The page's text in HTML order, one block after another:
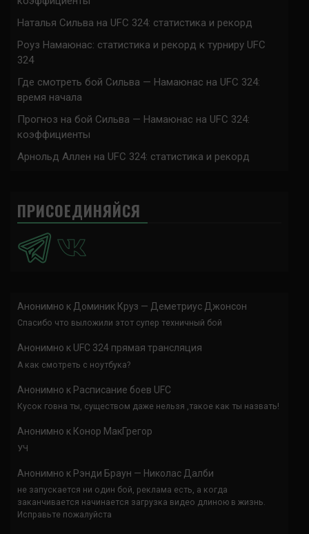
Наталья Сильва на UFC 324: статистика и рекорд
Роуз Намаюнас: статистика и рекорд к турниру UFC
324
Где смотреть бой Сильва — Намаюнас на UFC 324:
время начала
Прогноз на бой Сильва — Намаюнас на UFC 324:
коэффициенты
Арнольд Аллен на UFC 324: статистика и рекорд
ПРИСОЕДИНЯЙСЯ
Анонимно к Доминик Круз — Деметриус Джонсон
Спасибо что выложили этот супер техничный бой
Анонимно к UFC 324 прямая трансляция
А как смотреть с ноутбука?
Анонимно к Расписание боев UFC
Кусок говна ты, существом даже нельзя ,такое как ты назвать!
Анонимно к Конор МакГрегор
УЧ
Анонимно к Рэнди Браун — Николас Далби
не запускается ни один бой, реклама есть, а когда
заканчивается начинается загрузка видео длиною в жизнь.
Исправьте пожалуйста